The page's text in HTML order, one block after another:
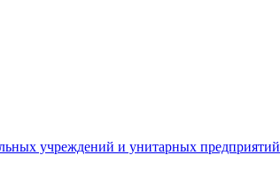
учреждений и унитарных предприятий